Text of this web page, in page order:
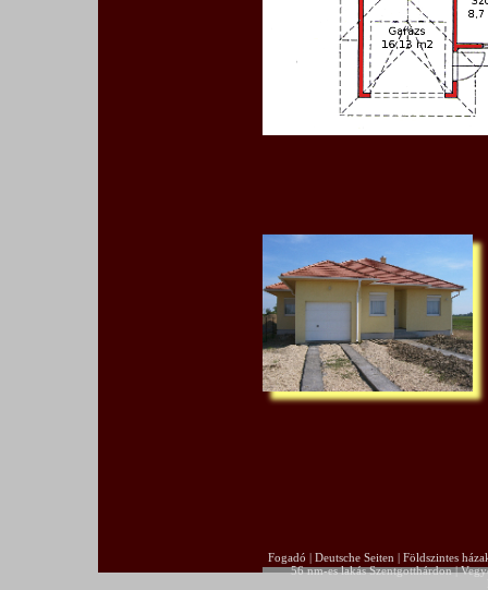
Fogadó | Deutsche Seiten | Földszintes
56 nm-es lakás Szentgotthárdon|